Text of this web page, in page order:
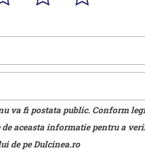
va fi postata public. Conform
aceasta informatie pentru a
de pe Dulcinea.ro